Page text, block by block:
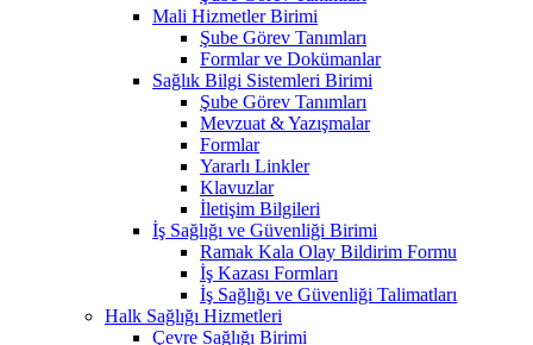
Mali Hizmetler Birimi
Şube Görev Tanımları
Formlar ve Dokümanlar
Sağlık Bilgi Sistemleri Birimi
Şube Görev Tanımları
Mevzuat & Yazışmalar
Formlar
Yararlı Linkler
Klavuzlar
İletişim Bilgileri
İş Sağlığı ve Güvenliği Birimi
Ramak Kala Olay Bildirim Formu
İş Kazası Formları
İş Sağlığı ve Güvenliği Talimatları
Halk Sağlığı Hizmetleri
Çevre Sağlığı Birimi